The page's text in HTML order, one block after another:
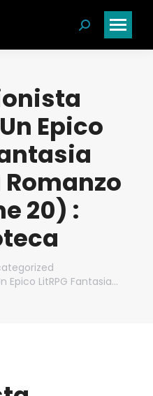
Search:
Epico
20) :
Epico LitRPG Fantasia…